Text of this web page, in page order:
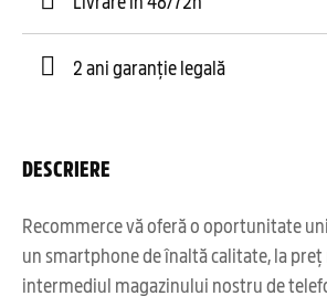
2 ani garanție legală
DESCRIERE
Recommerce vă oferă o oportunitate
un smartphone de înaltă calitate, la
intermediul magazinului nostru de